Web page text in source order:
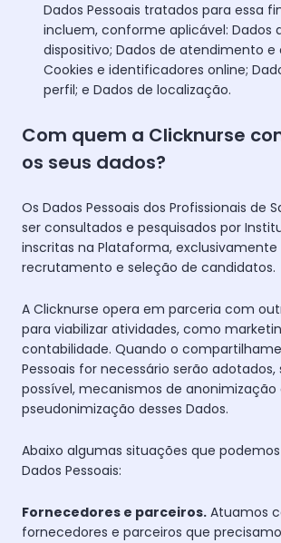
Dados Pessoais tratados para essa
incluem, conforme aplicável: Dados
dispositivo; Dados de atendimento
Cookies e identificadores online;
perfil; e Dados de localização.
Com quem a Clicknurse
os seus dados?
Os Dados Pessoais dos Profissionais de
ser consultados e pesquisados por
inscritas na Plataforma, exclusivamente
recrutamento e seleção de candidatos.
A Clicknurse opera em parceria com
para viabilizar atividades, como
contabilidade. Quando o
Pessoais for necessário serão
possível, mecanismos de anonimização
pseudonimização desses Dados.
Abaixo algumas situações que
Dados Pessoais:
Fornecedores e parceiros. Atuamos
fornecedores e parceiros que